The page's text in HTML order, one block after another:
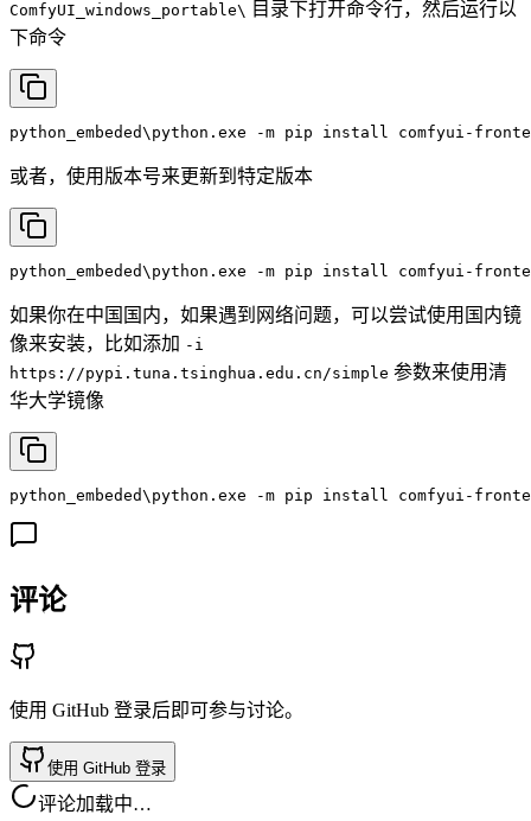
ComfyUI_windows_portable\ 目录下打开命令行，然后运行以
下命令
python_embeded\python.exe -m pip install comfyui-
或者，使用版本号来更新到特定版本
python_embeded\python.exe -m pip install comfyui-
如果你在中国国内，如果遇到网络问题，可以尝试使用国内镜
像来安装，比如添加 -i
https://pypi.tuna.tsinghua.edu.cn/simple 参数来使用清
华大学镜像
python_embeded\python.exe -m pip install comfyui-
评论
使用 GitHub 登录后即可参与讨论。
使用 GitHub 登录
评论加载中…